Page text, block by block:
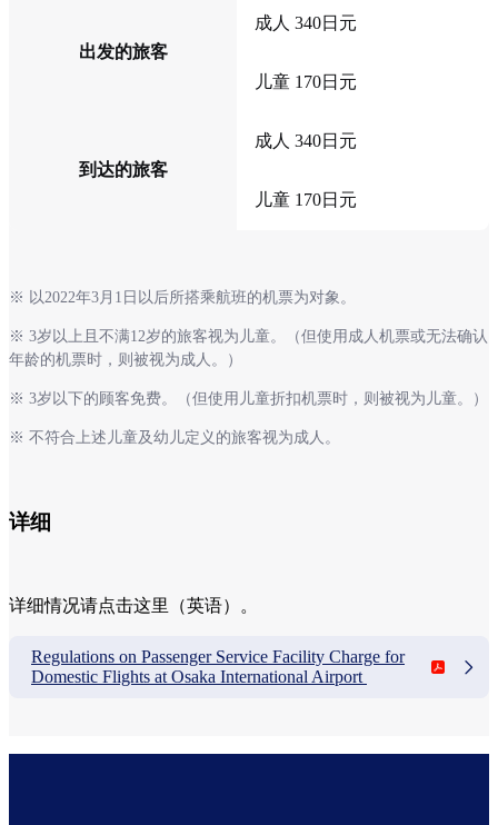
出发的旅客
成人 340日元
儿童 170日元
到达的旅客
成人 340日元
儿童 170日元
※ 以2022年3月1日以后所搭乘航班的机票为对象。
※ 3岁以上且不满12岁的旅客视为儿童。（但使用成人机票或无法确认
年龄的机票时，则被视为成人。）
※ 3岁以下的顾客免费。（但使用儿童折扣机票时，则被视为儿童。）
※ 不符合上述儿童及幼儿定义的旅客视为成人。
详细
详细情况请点击这里（英语）。
Regulations on Passenger Service Facility Charge for
Domestic Flights at Osaka International Airport